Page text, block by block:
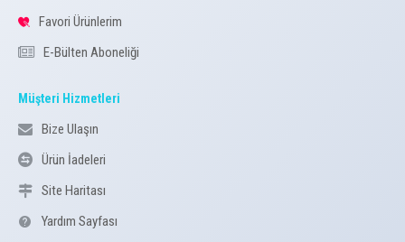
Favori Ürünlerim
E-Bülten Aboneliği
Müşteri Hizmetleri
Bize Ulaşın
Ürün İadeleri
Site Haritası
Yardım Sayfası